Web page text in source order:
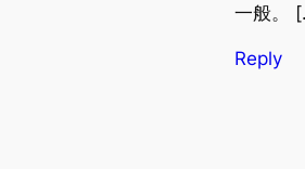
一般。
Reply